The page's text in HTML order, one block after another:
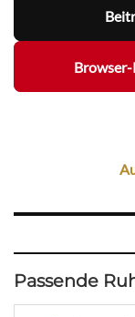
Passende